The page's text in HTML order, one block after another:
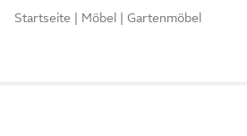
Startseite Möbel Gartenmöbel